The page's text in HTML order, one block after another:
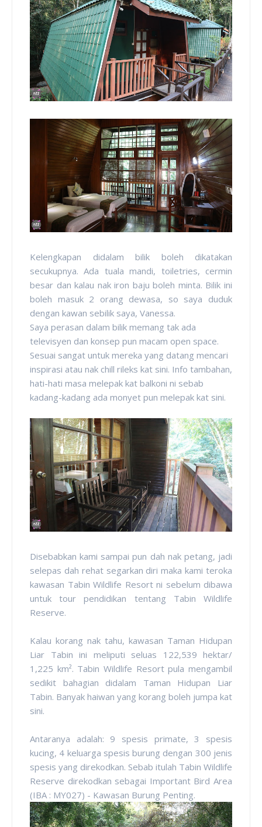
Kelengkapan didalam bilik boleh dikatakan
secukupnya. Ada tuala mandi, toiletries, cermin
besar dan kalau nak iron baju boleh minta. Bilik ini
boleh masuk 2 orang dewasa, so saya duduk
dengan kawan sebilik saya, Vanessa.
Saya perasan dalam bilik memang tak ada
televisyen dan konsep pun macam open space.
Sesuai sangat untuk mereka yang datang mencari
inspirasi atau nak chill rileks kat sini. Info tambahan,
hati-hati masa melepak kat balkoni ni sebab
kadang-kadang ada monyet pun melepak kat sini.
Disebabkan kami sampai pun dah nak petang, jadi
selepas dah rehat segarkan diri maka kami teroka
kawasan Tabin Wildlife Resort ni sebelum dibawa
untuk tour pendidikan tentang Tabin Wildlife
Reserve.
Kalau korang nak tahu, kawasan Taman Hidupan
Liar Tabin ini meliputi seluas 122,539 hektar/
1,225 km². Tabin Wildlife Resort pula mengambil
sedikit bahagian didalam Taman Hidupan Liar
Tabin. Banyak haiwan yang korang boleh jumpa kat
sini.
Antaranya adalah: 9 spesis primate, 3 spesis
kucing, 4 keluarga spesis burung dengan 300 jenis
spesis yang direkodkan. Sebab itulah Tabin Wildlife
Reserve direkodkan sebagai Important Bird Area
(IBA : MY027) - Kawasan Burung Penting.